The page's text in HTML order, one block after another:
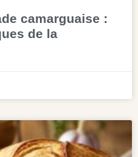
camarguaise :
de la